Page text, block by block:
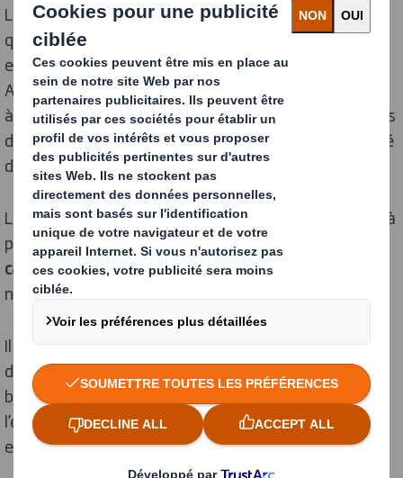
Le carton occupe une place de choix dans notre
quotidien : utile, pratique, écologique, c’est la star des
emballages. Son invention est attribuée à René-
Antoine Ferchault de Réaumur, en 1751. Il servait alors
à concevoir des reliures ou cartes à jouer. Les méthodes
de fabrication se sont modernisées, puis il s’est imposé
dans de nombreux secteurs, dont le packaging.
Le carton est fabriqué en fibres de cellulose obtenues à
partir de bois, lin, chanvre, coton ou du
cartonet papier. Le carton est un matériau 100 %
naturel, sauf s’il est blanchi.
Il est biodégradable : s’il est laissé à l’abandon, il se
dégrade naturellement grâce aux bactéries et agents
biologiques. Il présente de nombreux atouts pour
l’environnement, puisqu’il peut également être recyclé
et fabriqué à partir du recyclage de carton.